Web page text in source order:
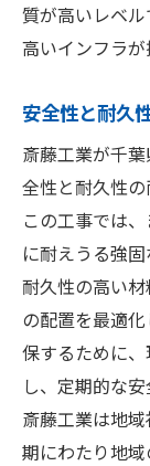
質が高いレベ
高いインフラが
安全性と耐久
斎藤工業が千
全性と耐久性の
この工事では
に耐えうる強
耐久性の高い
の配置を最適
保するために
し、定期的な
斎藤工業は地
期にわたり地